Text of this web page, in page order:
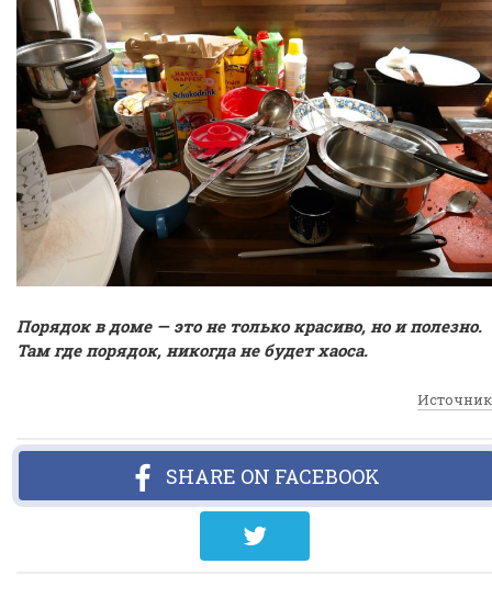
Порядок в доме — это не только красиво, но и полезно.
Там где порядок, никогда не будет хаоса.
Источник
SHARE ON FACEBOOK